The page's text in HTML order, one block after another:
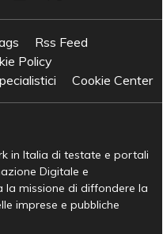
Rss Feed
Policy
Cookie Center
in Italia di testate e portali
Digitale e
la missione di diffondere la
imprese e pubbliche